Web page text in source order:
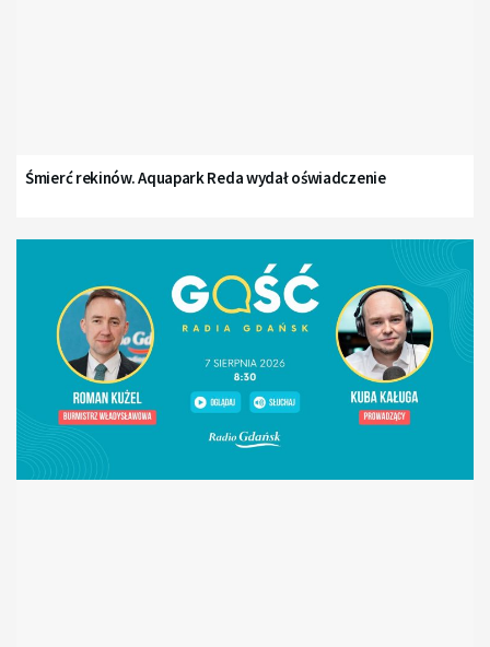
Śmierć rekinów. Aquapark Reda wydał oświadczenie